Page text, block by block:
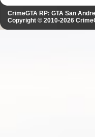
CrimeGTA RP: GTA San
Copyright © 2010-2026